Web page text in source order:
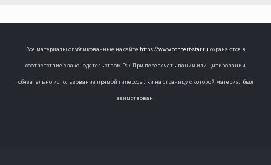
Все материалы опубликованные на сайте https://www.concert-star.ru охраняются в
соответствие с законодательством РФ. При перепечатывании или цитировании,
обязательно использование прямой гиперссылки на страницу, с которой материал был
заимствован.